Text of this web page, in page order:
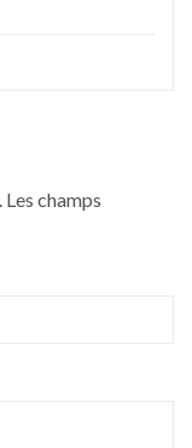
Les champs